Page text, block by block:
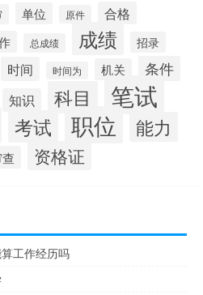
单位 原件 合格
总成绩 成绩 招录
时间 时间为 机关 条件
知识 科目 笔试
考试 职位 能力
资格证
工作经历吗